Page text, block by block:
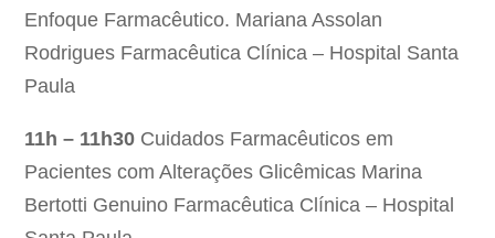
Enfoque Farmacêutico. Mariana Assolan
Rodrigues Farmacêutica Clínica – Hospital Santa
Paula
11h – 11h30 Cuidados Farmacêuticos em
Pacientes com Alterações Glicêmicas Marina
Bertotti Genuino Farmacêutica Clínica – Hospital